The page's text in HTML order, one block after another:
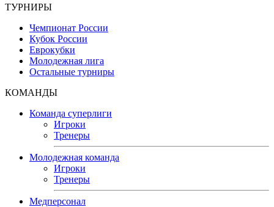
ТУРНИРЫ
Чемпионат России
Кубок России
Еврокубки
Молодежная лига
Остальные турниры
КОМАНДЫ
Команда суперлиги
Игроки
Тренеры
Молодежная команда
Игроки
Тренеры
Медперсонал